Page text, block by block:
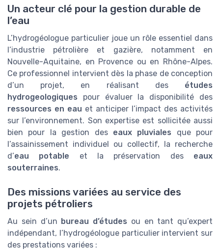
Un acteur clé pour la gestion durable de
l’eau
L’hydrogéologue particulier joue un rôle essentiel dans
l’industrie pétrolière et gazière, notamment en
Nouvelle-Aquitaine, en Provence ou en Rhône-Alpes.
Ce professionnel intervient dès la phase de conception
d’un projet, en réalisant des études
hydrogeologiques pour évaluer la disponibilité des
ressources en eau et anticiper l’impact des activités
sur l’environnement. Son expertise est sollicitée aussi
bien pour la gestion des eaux pluviales que pour
l’assainissement individuel ou collectif, la recherche
d’eau potable et la préservation des eaux
souterraines.
Des missions variées au service des
projets pétroliers
Au sein d’un bureau d’études ou en tant qu’expert
indépendant, l’hydrogéologue particulier intervient sur
des prestations variées :